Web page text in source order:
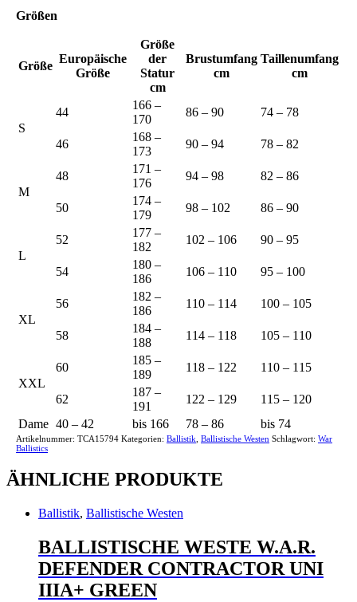
Größen
Größe
Europäische
Größe
Größe
der
Statur
cm
Brustumfang
cm
Taillenumfang
cm
S
44
166 –
170
86 – 90 74 – 78
46
168 –
173
90 – 94 78 – 82
M
48
171 –
176
94 – 98 82 – 86
50
174 –
179
98 – 102 86 – 90
L
52
177 –
182
102 – 106 90 – 95
54
180 –
186
106 – 110 95 – 100
XL
56
182 –
186
110 – 114 100 – 105
58
184 –
188
114 – 118 105 – 110
XXL
60
185 –
189
118 – 122 110 – 115
62
187 –
191
122 – 129
115 – 120
Dame 40 – 42 bis 166 78 – 86 bis 74
Artikelnummer: TCA15794 Kategorien: Ballistik Ballistische Westen Schlagwort: War
Ballistics
ÄHNLICHE PRODUKTE
Ballistik, Ballistische Westen
BALLISTISCHE WESTE W.A.R.
DEFENDER CONTRACTOR UNI
IIIA+ GREEN